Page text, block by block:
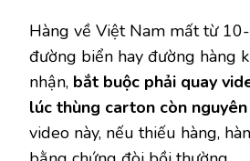
Hàng về Việt Nam mất từ
đường biển hay đường hàng
nhận, bắt buộc phải quay
lúc thùng carton còn
video này, nếu thiếu hàng,